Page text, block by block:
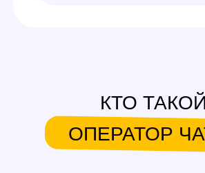
включает запуск и завершение стрима,
ведение аккаунтов, общение
с аудиторией, помощь и поддержку
модели, расчет ее выручки с эфира.